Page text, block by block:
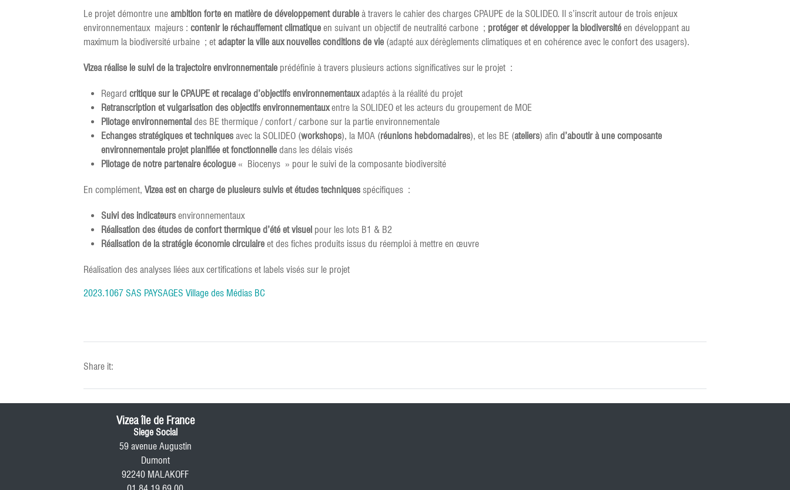
Le projet démontre une ambition forte en matière de développement durable à travers le cahier des charges CPAUPE de la SOLIDEO. Il s’inscrit autour de trois enjeux
environnementaux majeurs : contenir le réchauffement climatique en suivant un objectif de neutralité carbone ; protéger et développer la biodiversité en développant au
maximum la biodiversité urbaine ; et adapter la ville aux nouvelles conditions de vie (adapté aux dérèglements climatiques et en cohérence avec le confort des usagers).
Vizea réalise le suivi de la trajectoire environnementale prédéfinie à travers plusieurs actions significatives sur le projet :
Regard critique sur le CPAUPE et recalage d’objectifs environnementauxadaptés à la réalité du projet
Retranscription et vulgarisation des objectifs environnementauxentre la SOLIDEO et les acteurs du groupement de MOE
Pilotage environnemental des BE thermique / confort / carbone sur la partie environnementale
Echanges stratégiques et techniques avec la SOLIDEO (workshops), la MOA (réunions hebdomadaires), et les BE (ateliers) afin d’aboutir à une composante
environnementale projet planifiée et fonctionnelle dans les délais visés
Pilotage de notre partenaire écologue « Biocenys » pour le suivi de la composante biodiversité
En complément, Vizea est en charge de plusieurs suivis et études techniques spécifiques :
Suivi des indicateurs environnementaux
Réalisation des études de confort thermique d’été et visuel pour les lots B1 & B2
Réalisation de la stratégie économie circulaire et des fiches produits issus du réemploi à mettre en œuvre
Réalisation des analyses liées aux certifications et labels visés sur le projet
2023.1067 SAS PAYSAGES Village des Médias BC
Share it:
Vizea île de France
Siege Social
59 avenue Augustin
Dumont
92240 MALAKOFF